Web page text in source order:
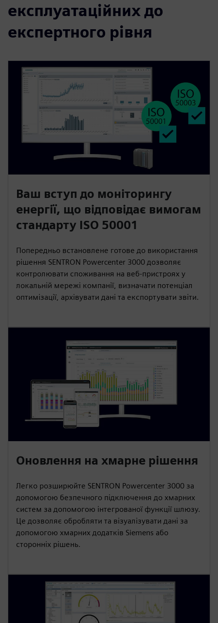
експлуатаційних до
експертного рівня
Ваш вступ до моніторингу
енергії, що відповідає вимогам
стандарту ISO 50001
Попередньо встановлене готове до використання
рішення SENTRON Powercenter 3000 дозволяє
контролювати споживання на веб-пристроях у
локальній мережі компанії, визначати потенціал
оптимізації, архівувати дані та експортувати звіти.
Оновлення на хмарне рішення
Легко розширюйте SENTRON Powercenter 3000 за
допомогою безпечного підключення до хмарних
систем за допомогою інтегрованої функції шлюзу.
Це дозволяє обробляти та візуалізувати дані за
допомогою хмарних додатків Siemens або
сторонніх рішень.